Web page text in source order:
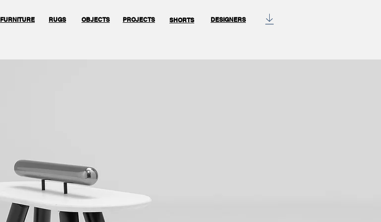
FURNITURE RUGS OBJECTS PROJECTS SHORTS DESIGNERS